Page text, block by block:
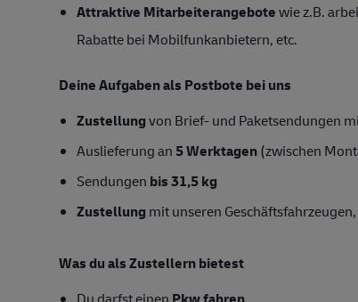
Attraktive Mitarbeiterangebotewie z.B.
Rabatte bei Mobilfunkanbietern, etc.
Deine Aufgaben als Postbote bei uns
Zustellungvon Brief- und Paketsendungen
Auslieferung an5 Werktagen(zwischen
Sendungen bis 31,5 kg
Zustellung mit unseren
Was du als Zustellern bietest